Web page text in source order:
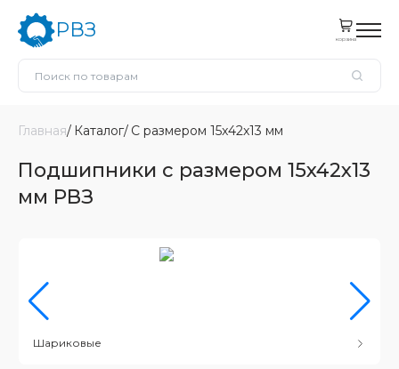
РВЗ корзина
Главная Каталог С размером 15x42x13 мм
Подшипники с размером 15x42x13
мм РВЗ
Шариковые